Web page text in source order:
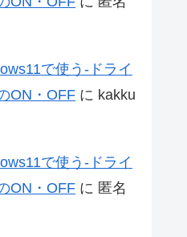
で使う-ドライ
ON・OFF に kakku
で使う-ドライ
ON・OFF に 匿名